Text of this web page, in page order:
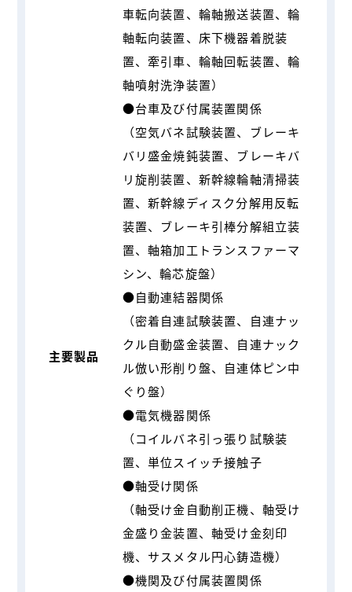
主要製品
車転向装置、輪軸搬送装置、輪
軸転向装置、床下機器着脱装
置、牽引車、輪軸回転装置、輪
軸噴射洗浄装置）
●台車及び付属装置関係
（空気バネ試験装置、ブレーキ
バリ盛金焼鈍装置、ブレーキバ
リ旋削装置、新幹線輪軸清掃装
置、新幹線ディスク分解用反転
装置、ブレーキ引棒分解組立装
置、軸箱加工トランスファーマ
シン、輪芯旋盤）
●自動連結器関係
（密着自連試験装置、自連ナッ
クル自動盛金装置、自連ナック
ル倣い形削り盤、自連体ピン中
ぐり盤）
●電気機器関係
（コイルバネ引っ張り試験装
置、単位スイッチ接触子
●軸受け関係
（軸受け金自動削正機、軸受け
金盛り金装置、軸受け金刻印
機、サスメタル円心鋳造機）
●機関及び付属装置関係